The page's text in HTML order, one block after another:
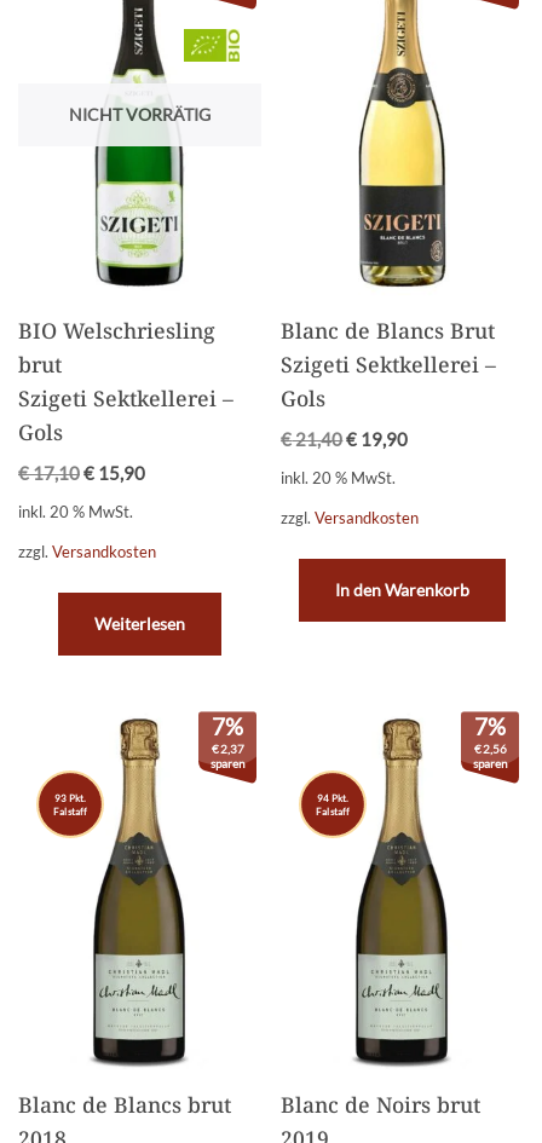
NICHT VORRÄTIG
BIO Welschriesling
brut
Szigeti Sektkellerei –
Gols
€17,10€ 15,90
inkl. 20 % MwSt.
zzgl. Versandkosten
Weiterlesen
Blanc de Blancs Brut
Szigeti Sektkellerei –
Gols
€21,40€ 19,90
inkl. 20 % MwSt.
zzgl.Versandkosten
In den Warenkorb
93 Pkt.
Falstaff
7%
€2,37
sparen
Blanc de Blancs brut
94 Pkt.
Falstaff
7%
€2,56
sparen
Blanc de Noirs brut